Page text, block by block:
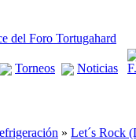
Torneos
Noticias
» Let´s Rock